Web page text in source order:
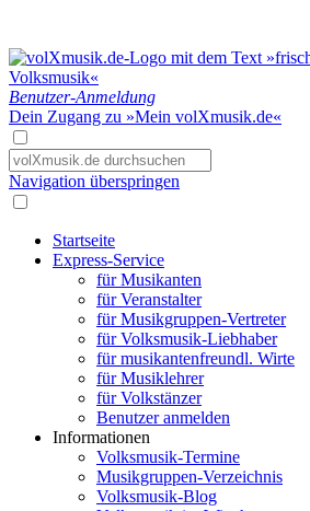
Benutzer-Anmeldung
Dein Zugang zu »Mein volXmusik.de«
Navigation überspringen
Startseite
Express-Service
für Musikanten
für Veranstalter
für Musikgruppen-Vertreter
für Volksmusik-Liebhaber
für musikantenfreundl. Wirte
für Musiklehrer
für Volkstänzer
Benutzer anmelden
Informationen
Volksmusik-Termine
Musikgruppen-Verzeichnis
Volksmusik-Blog